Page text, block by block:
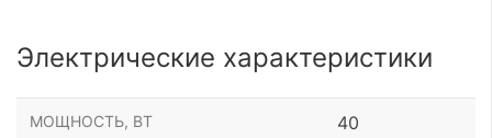
Электрические характеристики
МОЩНОСТЬ, ВТ 40